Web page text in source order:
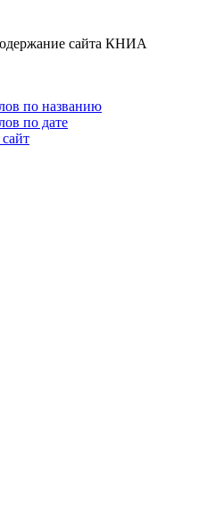
сайта КНИА
по названию
по дате